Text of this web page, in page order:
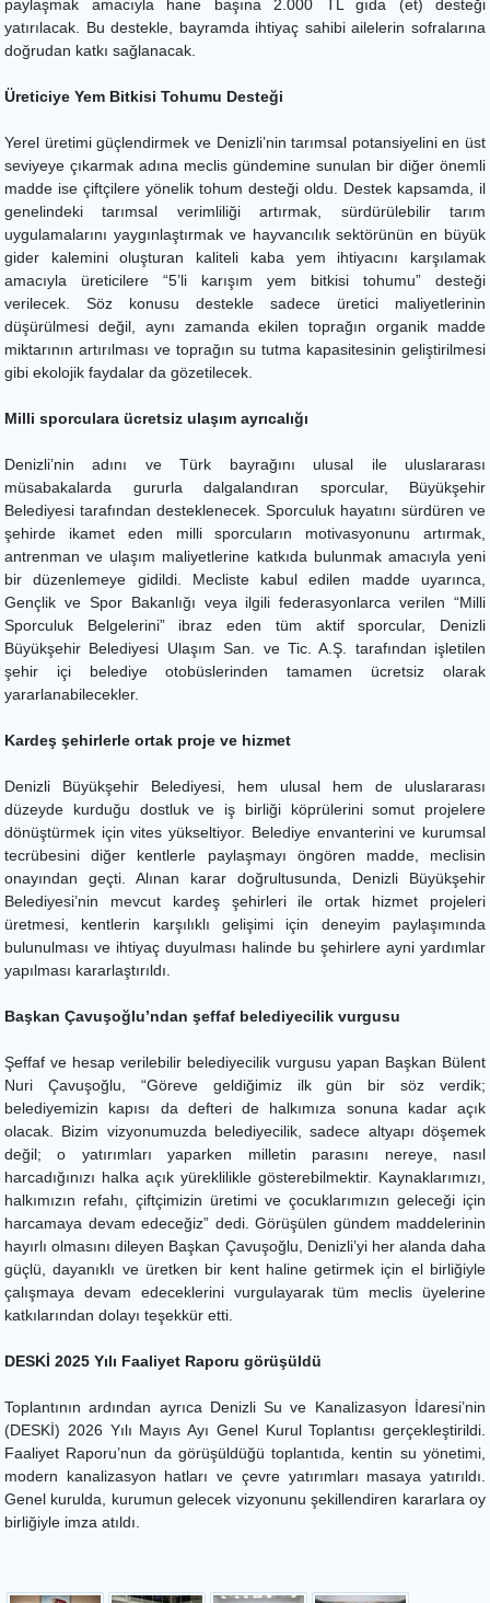
paylaşmak amacıyla hane başına 2.000 TL gıda (et) desteği
yatırılacak. Bu destekle, bayramda ihtiyaç sahibi ailelerin sofralarına
doğrudan katkı sağlanacak.
Üreticiye Yem Bitkisi Tohumu Desteği
Yerel üretimi güçlendirmek ve Denizli’nin tarımsal potansiyelini en üst
seviyeye çıkarmak adına meclis gündemine sunulan bir diğer önemli
madde ise çiftçilere yönelik tohum desteği oldu. Destek kapsamda, il
genelindeki tarımsal verimliliği artırmak, sürdürülebilir tarım
uygulamalarını yaygınlaştırmak ve hayvancılık sektörünün en büyük
gider kalemini oluşturan kaliteli kaba yem ihtiyacını karşılamak
amacıyla üreticilere “5’li karışım yem bitkisi tohumu” desteği
verilecek. Söz konusu destekle sadece üretici maliyetlerinin
düşürülmesi değil, aynı zamanda ekilen toprağın organik madde
miktarının artırılması ve toprağın su tutma kapasitesinin geliştirilmesi
gibi ekolojik faydalar da gözetilecek.
Milli sporculara ücretsiz ulaşım ayrıcalığı
Denizli’nin adını ve Türk bayrağını ulusal ile uluslararası
müsabakalarda gururla dalgalandıran sporcular, Büyükşehir
Belediyesi tarafından desteklenecek. Sporculuk hayatını sürdüren ve
şehirde ikamet eden milli sporcuların motivasyonunu artırmak,
antrenman ve ulaşım maliyetlerine katkıda bulunmak amacıyla yeni
bir düzenlemeye gidildi. Mecliste kabul edilen madde uyarınca,
Gençlik ve Spor Bakanlığı veya ilgili federasyonlarca verilen “Milli
Sporculuk Belgelerini” ibraz eden tüm aktif sporcular, Denizli
Büyükşehir Belediyesi Ulaşım San. ve Tic. A.Ş. tarafından işletilen
şehir içi belediye otobüslerinden tamamen ücretsiz olarak
yararlanabilecekler.
Kardeş şehirlerle ortak proje ve hizmet
Denizli Büyükşehir Belediyesi, hem ulusal hem de uluslararası
düzeyde kurduğu dostluk ve iş birliği köprülerini somut projelere
dönüştürmek için vites yükseltiyor. Belediye envanterini ve kurumsal
tecrübesini diğer kentlerle paylaşmayı öngören madde, meclisin
onayından geçti. Alınan karar doğrultusunda, Denizli Büyükşehir
Belediyesi’nin mevcut kardeş şehirleri ile ortak hizmet projeleri
üretmesi, kentlerin karşılıklı gelişimi için deneyim paylaşımında
bulunulması ve ihtiyaç duyulması halinde bu şehirlere ayni yardımlar
yapılması kararlaştırıldı.
Başkan Çavuşoğlu’ndan şeffaf belediyecilik vurgusu
Şeffaf ve hesap verilebilir belediyecilik vurgusu yapan Başkan Bülent
Nuri Çavuşoğlu, “Göreve geldiğimiz ilk gün bir söz verdik;
belediyemizin kapısı da defteri de halkımıza sonuna kadar açık
olacak. Bizim vizyonumuzda belediyecilik, sadece altyapı döşemek
değil; o yatırımları yaparken milletin parasını nereye, nasıl
harcadığınızı halka açık yüreklilikle gösterebilmektir. Kaynaklarımızı,
halkımızın refahı, çiftçimizin üretimi ve çocuklarımızın geleceği için
harcamaya devam edeceğiz” dedi. Görüşülen gündem maddelerinin
hayırlı olmasını dileyen Başkan Çavuşoğlu, Denizli’yi her alanda daha
güçlü, dayanıklı ve üretken bir kent haline getirmek için el birliğiyle
çalışmaya devam edeceklerini vurgulayarak tüm meclis üyelerine
katkılarından dolayı teşekkür etti.
DESKİ 2025 Yılı Faaliyet Raporu görüşüldü
Toplantının ardından ayrıca Denizli Su ve Kanalizasyon İdaresi’nin
(DESKİ) 2026 Yılı Mayıs Ayı Genel Kurul Toplantısı gerçekleştirildi.
Faaliyet Raporu’nun da görüşüldüğü toplantıda, kentin su yönetimi,
modern kanalizasyon hatları ve çevre yatırımları masaya yatırıldı.
Genel kurulda, kurumun gelecek vizyonunu şekillendiren kararlara oy
birliğiyle imza atıldı.